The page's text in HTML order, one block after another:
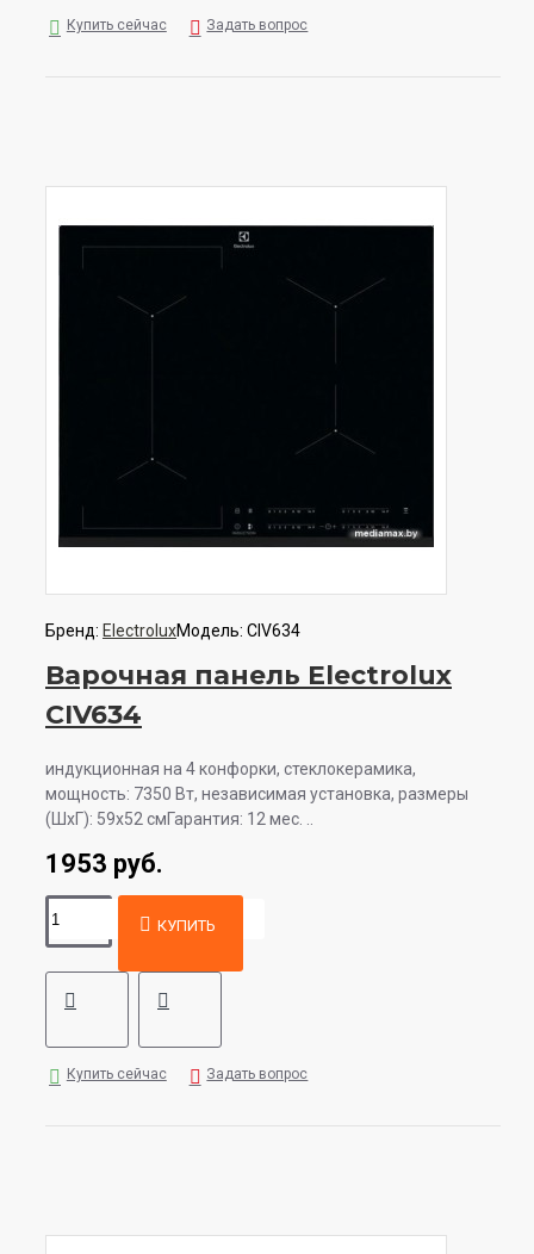
Купить сейчас Задать вопрос
Бренд: ElectroluxМодель: CIV634
Варочная панель Electrolux
CIV634
индукционная на 4 конфорки, cтеклокерамика,
мощность: 7350 Вт, независимая установка, размеры
(ШхГ): 59x52 смГарантия: 12 мес. ..
1953 руб.
КУПИТЬ
Купить сейчас Задать вопрос